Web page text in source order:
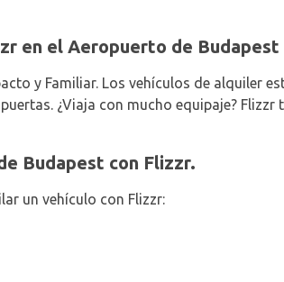
en el Aeropuerto de Budapest
y Familiar. Los vehículos de alquiler
¿Viaja con mucho equipaje? Flizzr
Budapest con Flizzr.
un vehículo con Flizzr: